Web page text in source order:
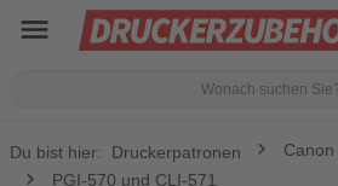
menu
Du bist hier: Druckerpatronen
Canon
PGI-570 und CLI-571